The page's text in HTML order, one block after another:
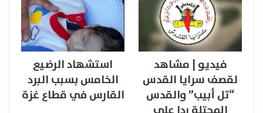
فيديو | مشاهد
لقصف سرايا القدس
“تل أبيب” والقدس
استشهاد الرضيع
الخامس بسبب البرد
القارس في قطاع غزة